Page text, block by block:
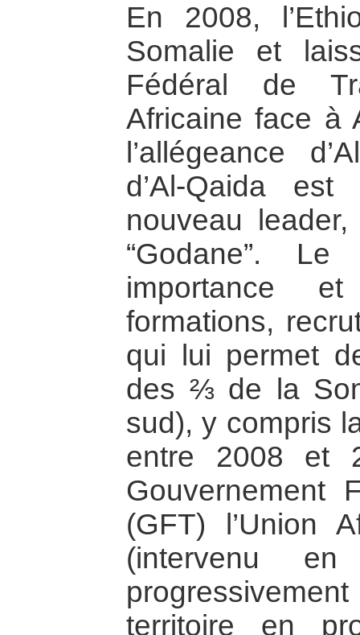
En 2008,
Somalie et
Fédéral de
Africaine face à
l’allégeance
d’Al-Qaida
nouveau
“Godane”.
importance
formations,
qui lui permet
des ⅔ de la
sud), y compris
entre 2008 et
Gouvernement
(GFT) l’Union
(intervenu en
territoire en